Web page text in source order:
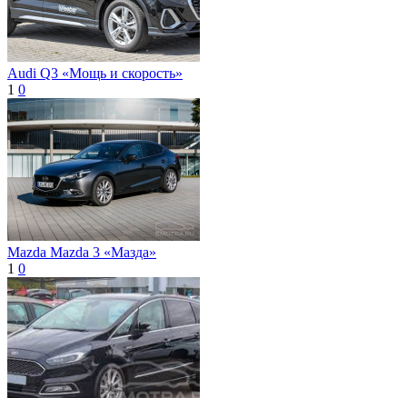
Audi Q3 «Мощь и скорость»
1 0
Mazda Mazda 3 «Мазда»
1 0